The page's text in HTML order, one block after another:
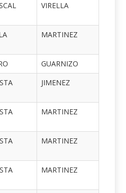
VIRELLA
MARTINEZ
GUARNIZO
JIMENEZ
MARTINEZ
MARTINEZ
MARTINEZ